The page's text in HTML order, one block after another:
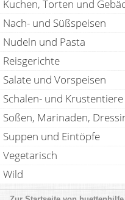
Kuchen, Torten und
Nach- und Süßspeisen
Nudeln und Pasta
Reisgerichte
Salate und Vorspeisen
Schalen- und Krustentiere
Soßen, Marinaden,
Suppen und Eintöpfe
Vegetarisch
Wild